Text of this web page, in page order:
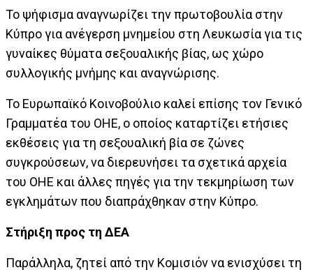
Το ψήφισμα αναγνωρίζει την πρωτοβουλία στην
Κύπρο για ανέγερση μνημείου στη Λευκωσία για τις
γυναίκες θύματα σεξουαλικής βίας, ως χώρο
συλλογικής μνήμης και αναγνώρισης.
Το Ευρωπαϊκό Κοινοβούλιο καλεί επίσης τον Γενικό
Γραμματέα του ΟΗΕ, ο οποίος καταρτίζει ετήσιες
εκθέσεις για τη σεξουαλική βία σε ζώνες
συγκρούσεων, να διερευνήσει τα σχετικά αρχεία
του ΟΗΕ και άλλες πηγές για την τεκμηρίωση των
εγκλημάτων που διαπράχθηκαν στην Κύπρο.
Στήριξη προς τη ΔΕΑ
Παράλληλα, ζητεί από την Κομισιόν να ενισχύσει τη